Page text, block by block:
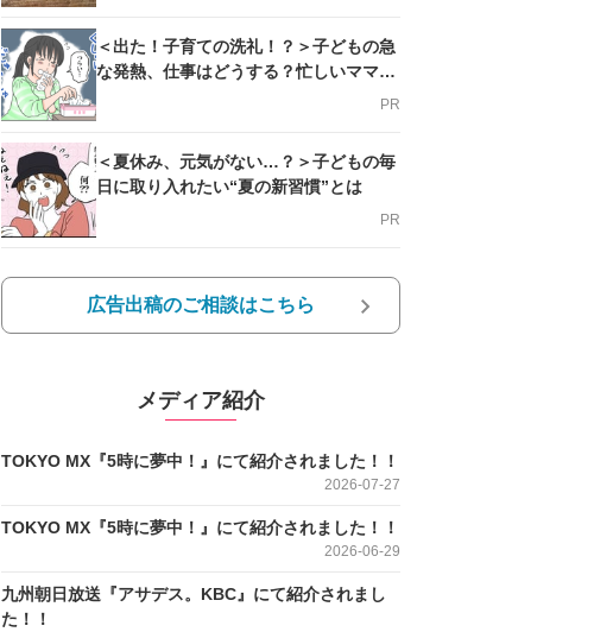
＜出た！子育ての洗礼！？＞子どもの急
な発熱、仕事はどうする？忙しいママを
PR
＜夏休み、元気がない…？＞子どもの毎
日に取り入れたい“夏の新習慣”とは
PR
広告出稿のご相談はこちら
メディア紹介
TOKYO MX『5時に夢中！』にて紹介されました！！
2026-07-27
TOKYO MX『5時に夢中！』にて紹介されました！！
2026-06-29
九州朝日放送『アサデス。KBC』にて紹介されまし
た！！